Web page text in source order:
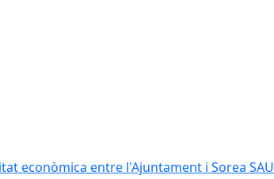
econòmica entre l'Ajuntament i Sorea SAU